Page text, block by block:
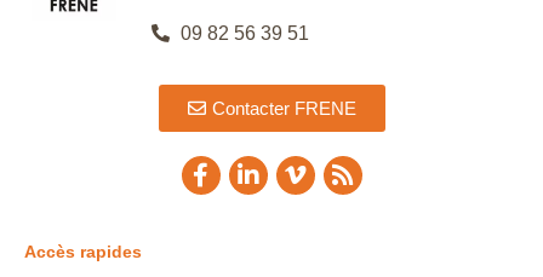
09 82 56 39 51
Contacter FRENE
Accès rapides